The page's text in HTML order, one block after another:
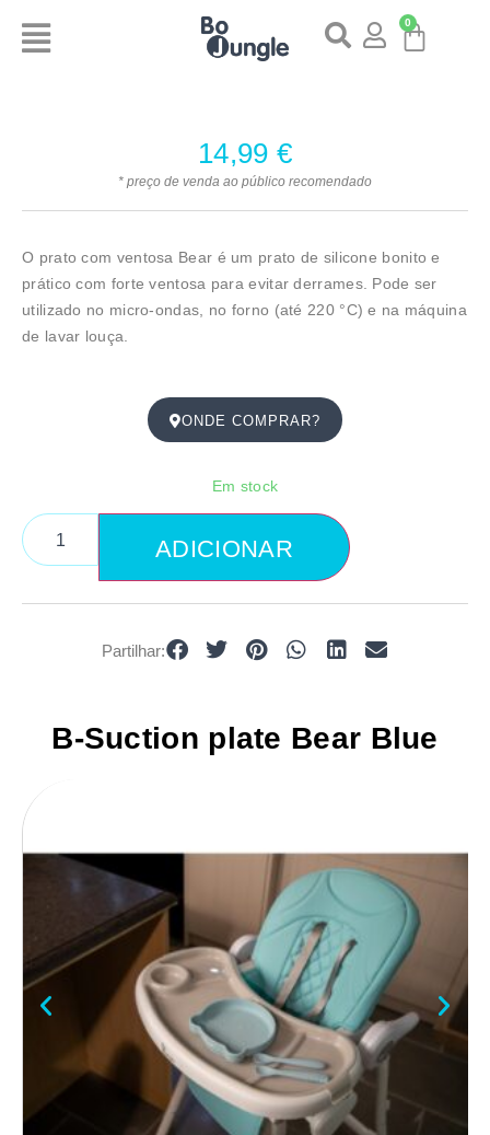
0
B-Suction plate Bear Blue
14,99 €
* preço de venda ao público recomendado
O prato com ventosa Bear é um prato de silicone bonito e
prático com forte ventosa para evitar derrames. Pode ser
utilizado no micro-ondas, no forno (até 220 °C) e na máquina
de lavar louça.
ONDE COMPRAR?
Em stock
ADICIONAR
Partilhar: